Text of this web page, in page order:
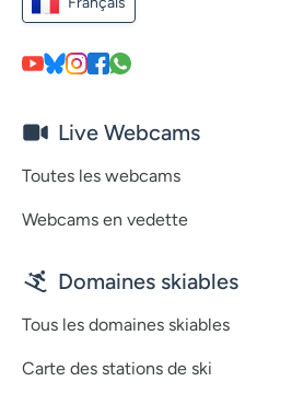
Live Webcams
Toutes les webcams
Webcams en vedette
Domaines skiables
Tous les domaines skiables
Carte des stations de ski